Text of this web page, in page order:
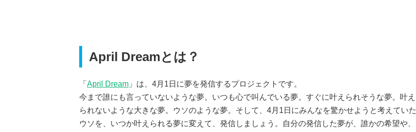
April Dreamとは？
「 April Dream 」は、4月1日に夢を発信するプロジェクトです。
今まで誰にも言っていないような夢。いつも心で叫んでいる夢。すぐに叶えられそうな夢。叶え
られないような大きな夢。ウソのような夢。そして、4月1日にみんなを驚かせようと考えていた
ウソを、いつか叶えられる夢に変えて、発信しましょう。自分の発信した夢が、誰かの希望や、